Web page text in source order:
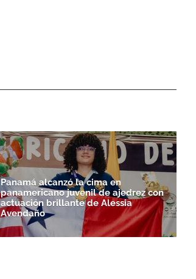
Panamá alcanzó la cima en
panamericano juvenil de ajedrez con
actuación brillante de Alessia
Avendaño